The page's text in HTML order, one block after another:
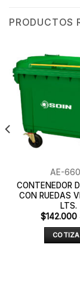
PRODUCTOS
AE-
CONTENEDOR
CON RUEDAS
LTS.
$142.000